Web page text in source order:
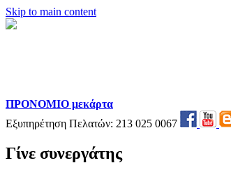
Skip to main content
ΠΡΟΝΟΜΙΟ μεκάρτα
Εξυπηρέτηση Πελατών: 213 025 0067
Γίνε συνεργάτης